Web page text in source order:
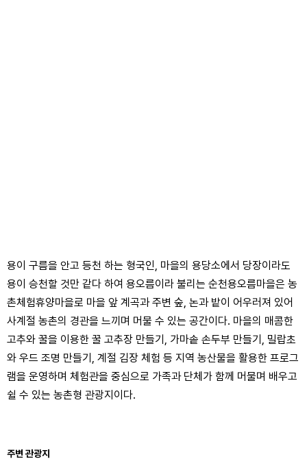
용이 구름을 안고 등천 하는 형국인, 마을의 용당소에서 당장이라도
용이 승천할 것만 같다 하여 용오름이라 불리는 순천용오름마을은 농
촌체험휴양마을로 마을 앞 계곡과 주변 숲, 논과 밭이 어우러져 있어
사계절 농촌의 경관을 느끼며 머물 수 있는 공간이다. 마을의 매콤한
고추와 꿀을 이용한 꿀 고추장 만들기, 가마솥 손두부 만들기, 밀랍초
와 우드 조명 만들기, 계절 김장 체험 등 지역 농산물을 활용한 프로그
램을 운영하며 체험관을 중심으로 가족과 단체가 함께 머물며 배우고
쉴 수 있는 농촌형 관광지이다.
주변 관광지